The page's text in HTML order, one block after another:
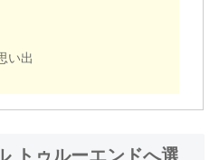
い出
トゥルーエンドへ選